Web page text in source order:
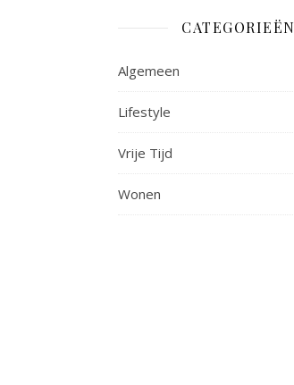
CATEGORIEËN
Algemeen
Lifestyle
Vrije Tijd
Wonen